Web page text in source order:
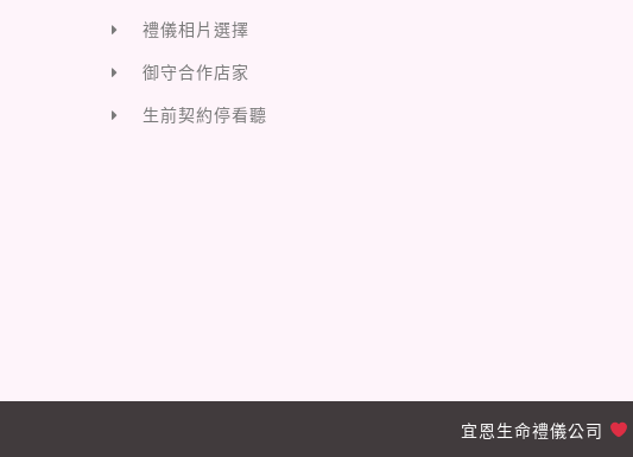
禮儀相片選擇
御守合作店家
生前契約停看聽
宜恩生命禮儀公司